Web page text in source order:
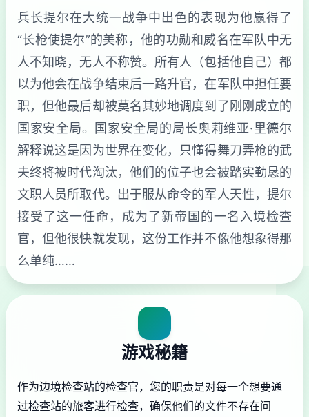
兵长提尔在大统一战争中出色的表现为他赢得了
“长枪使提尔”的美称，他的功勋和威名在军队中无
人不知晓，无人不称赞。所有人（包括他自己）都
以为他会在战争结束后一路升官，在军队中担任要
职，但他最后却被莫名其妙地调度到了刚刚成立的
国家安全局。国家安全局的局长奥莉维亚·里德尔
解释说这是因为世界在变化，只懂得舞刀弄枪的武
夫终将被时代淘汰，他们的位子也会被踏实勤恳的
文职人员所取代。出于服从命令的军人天性，提尔
接受了这一任命，成为了新帝国的一名入境检查
官，但他很快就发现，这份工作并不像他想象得那
么单纯……
游戏秘籍
作为边境检查站的检查官，您的职责是对每一个想要通
过检查站的旅客进行检查，确保他们的文件不存在问